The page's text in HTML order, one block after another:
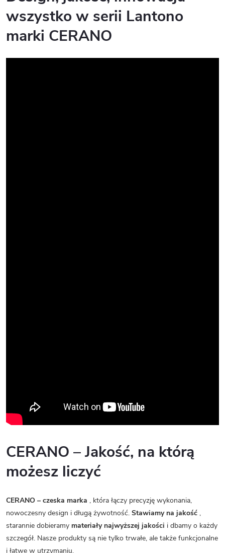
wszystko w serii Lantono
marki CERANO
CERANO – Jakość, na którą
możesz liczyć
CERANO – czeska marka , która łączy precyzję wykonania,
nowoczesny design i długą żywotność. Stawiamy na jakość ,
starannie dobieramy materiały najwyższej jakości i dbamy o każdy
szczegół. Nasze produkty są nie tylko trwałe, ale także funkcjonalne
i łatwe w utrzymaniu.